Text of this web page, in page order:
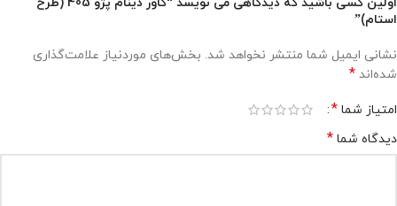
استام)”
نشانی ایمیل شما منتشر نخواهد شد. بخش‌های موردنیاز علامت‌گذاری
شده‌اند *
امتیاز شما *
دیدگاه شما *